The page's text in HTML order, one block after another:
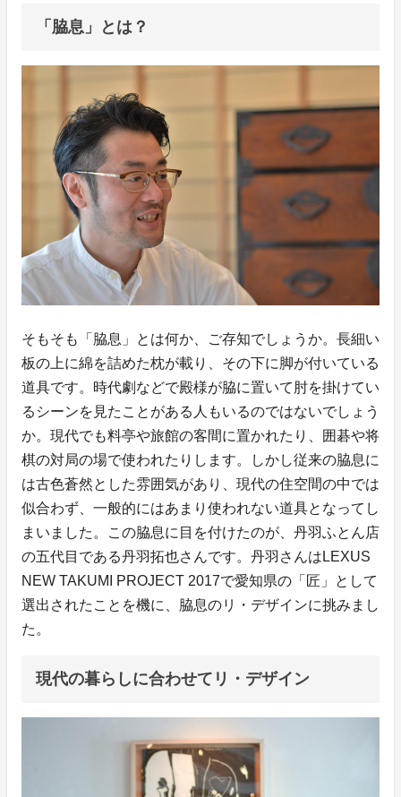
「脇息」とは？
そもそも「脇息」とは何か、ご存知でしょうか。長細い
板の上に綿を詰めた枕が載り、その下に脚が付いている
道具です。時代劇などで殿様が脇に置いて肘を掛けてい
るシーンを見たことがある人もいるのではないでしょう
か。現代でも料亭や旅館の客間に置かれたり、囲碁や将
棋の対局の場で使われたりします。しかし従来の脇息に
は古色蒼然とした雰囲気があり、現代の住空間の中では
似合わず、一般的にはあまり使われない道具となってし
まいました。この脇息に目を付けたのが、丹羽ふとん店
の五代目である丹羽拓也さんです。丹羽さんはLEXUS
NEW TAKUMI PROJECT 2017で愛知県の「匠」として
選出されたことを機に、脇息のリ・デザインに挑みまし
た。
現代の暮らしに合わせてリ・デザイン